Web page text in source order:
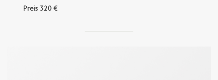
Preis 320 €